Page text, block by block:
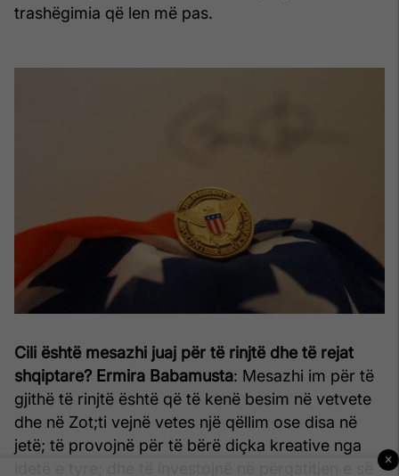
trashëgimia që len më pas.
Cili është mesazhi juaj për të rinjtë dhe të rejat
shqiptare? Ermira Babamusta: Mesazhi im për të
gjithë të rinjtë është që të kenë besim në vetvete
dhe në Zot;ti vejnë vetes një qëllim ose disa në
jetë; të provojnë për të bërë diçka kreative nga
×